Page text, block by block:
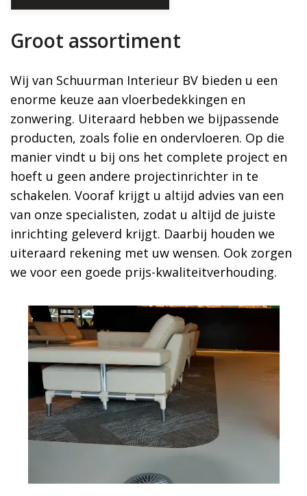
Groot assortiment
Wij van Schuurman Interieur BV bieden u een
enorme keuze aan vloerbedekkingen en
zonwering. Uiteraard hebben we bijpassende
producten, zoals folie en ondervloeren. Op die
manier vindt u bij ons het complete project en
hoeft u geen andere projectinrichter in te
schakelen. Vooraf krijgt u altijd advies van een
van onze specialisten, zodat u altijd de juiste
inrichting geleverd krijgt. Daarbij houden we
uiteraard rekening met uw wensen. Ook zorgen
we voor een goede prijs-kwaliteitverhouding.